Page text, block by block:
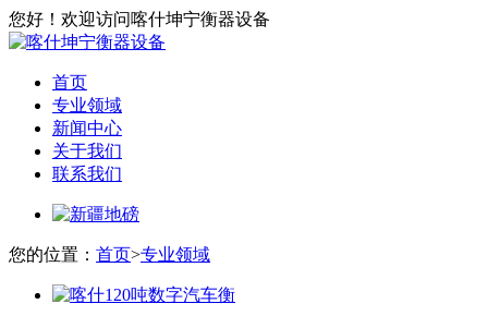
您好！欢迎访问喀什坤宁衡器设备
首页
专业领域
新闻中心
关于我们
联系我们
您的位置： 首页>专业领域